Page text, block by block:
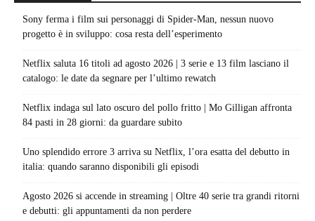
Sony ferma i film sui personaggi di Spider-Man, nessun nuovo
progetto è in sviluppo: cosa resta dell’esperimento
Netflix saluta 16 titoli ad agosto 2026 | 3 serie e 13 film lasciano il
catalogo: le date da segnare per l’ultimo rewatch
Netflix indaga sul lato oscuro del pollo fritto | Mo Gilligan affronta
84 pasti in 28 giorni: da guardare subito
Uno splendido errore 3 arriva su Netflix, l’ora esatta del debutto in
italia: quando saranno disponibili gli episodi
Agosto 2026 si accende in streaming | Oltre 40 serie tra grandi ritorni
e debutti: gli appuntamenti da non perdere